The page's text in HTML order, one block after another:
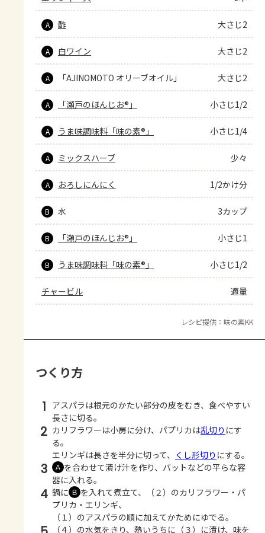
A 酢 大さじ2
A 白ワイン 大さじ2
A 「AJINOMOTO オリーブオイル」 大さじ2
A 「瀬戸のほんじお®」 小さじ1/2
A うま味調味料「味の素®」 小さじ1/4
A ミックスハーブ 少々
A おろしにんにく 1/2かけ分
B 水 3カップ
B 「瀬戸のほんじお®」 小さじ1
B うま味調味料「味の素®」 小さじ1/2
チャービル 適量
レシピ提供：味の素KK
つくり方
1 アスパラは根元のかたい部分の皮をむき、食べやすい
長さに切る。
2 カリフラワーは小房に分け、パプリカは乱切り にす
る。
エリンギは長さを半分に切って、 くし形切り にする。
3 Ａ を合わせて漬け汁を作り、バットなどの平らな容
器に入れる。
4 鍋に Ｂ を入れて煮立て、（２）のカリフラワー・パ
プリカ・エリンギ、
（１）のアスパラの順に加えてかためにゆでる。
（４）の水気をきり、熱いうちに（３）に漬け、味を